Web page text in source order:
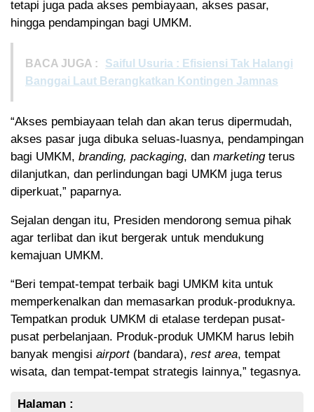
tetapi juga pada akses pembiayaan, akses pasar,
hingga pendampingan bagi UMKM.
BACA JUGA :
Saiful Usuria : Efisiensi Tak Halangi
Banggai Laut Berangkatkan Kontingen Jamnas
“Akses pembiayaan telah dan akan terus dipermudah,
akses pasar juga dibuka seluas-luasnya, pendampingan
bagi UMKM, branding, packaging, dan marketingterus
dilanjutkan, dan perlindungan bagi UMKM juga terus
diperkuat,” paparnya.
Sejalan dengan itu, Presiden mendorong semua pihak
agar terlibat dan ikut bergerak untuk mendukung
kemajuan UMKM.
“Beri tempat-tempat terbaik bagi UMKM kita untuk
memperkenalkan dan memasarkan produk-produknya.
Tempatkan produk UMKM di etalase terdepan pusat-
pusat perbelanjaan. Produk-produk UMKM harus lebih
banyak mengisi airport(bandara), rest area, tempat
wisata, dan tempat-tempat strategis lainnya,” tegasnya.
Halaman :